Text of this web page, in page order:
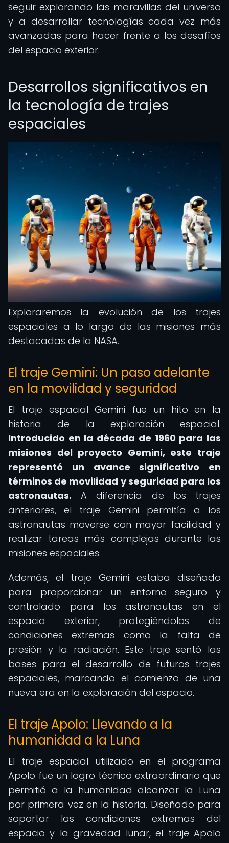
seguir explorando las maravillas del universo
y a desarrollar tecnologías cada vez más
avanzadas para hacer frente a los desafíos
del espacio exterior.
Desarrollos significativos en
la tecnología de trajes
espaciales
Exploraremos la evolución de los trajes
espaciales a lo largo de las misiones más
destacadas de la NASA.
El traje Gemini: Un paso adelante
en la movilidad y seguridad
El traje espacial Gemini fue un hito en la
historia de la exploración espacial.
Introducido en la década de 1960 para las
misiones del proyecto Gemini, este traje
representó un avance significativo en
términos de movilidad y seguridad para los
astronautas. A diferencia de los trajes
anteriores, el traje Gemini permitía a los
astronautas moverse con mayor facilidad y
realizar tareas más complejas durante las
misiones espaciales.
Además, el traje Gemini estaba diseñado
para proporcionar un entorno seguro y
controlado para los astronautas en el
espacio exterior, protegiéndolos de
condiciones extremas como la falta de
presión y la radiación. Este traje sentó las
bases para el desarrollo de futuros trajes
espaciales, marcando el comienzo de una
nueva era en la exploración del espacio.
El traje Apolo: Llevando a la
humanidad a la Luna
El traje espacial utilizado en el programa
Apolo fue un logro técnico extraordinario que
permitió a la humanidad alcanzar la Luna
por primera vez en la historia. Diseñado para
soportar las condiciones extremas del
espacio y la gravedad lunar, el traje Apolo